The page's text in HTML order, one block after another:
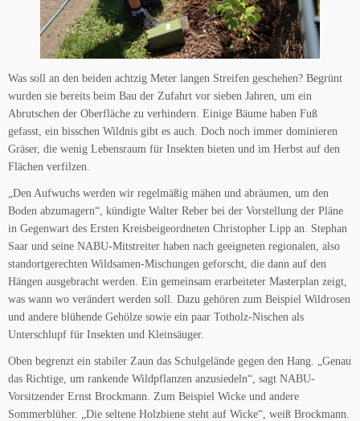
Was soll an den beiden achtzig Meter langen Streifen geschehen? Begrünt
wurden sie bereits beim Bau der Zufahrt vor sieben Jahren, um ein
Abrutschen der Oberfläche zu verhindern. Einige Bäume haben Fuß
gefasst, ein bisschen Wildnis gibt es auch. Doch noch immer dominieren
Gräser, die wenig Lebensraum für Insekten bieten und im Herbst auf den
Flächen verfilzen.
„Den Aufwuchs werden wir regelmäßig mähen und abräumen, um den
Boden abzumagern“, kündigte Walter Reber bei der Vorstellung der Pläne
in Gegenwart des Ersten Kreisbeigeordneten Christopher Lipp an. Stephan
Saar und seine NABU-Mitstreiter haben nach geeigneten regionalen, also
standortgerechten Wildsamen-Mischungen geforscht, die dann auf den
Hängen ausgebracht werden. Ein gemeinsam erarbeiteter Masterplan zeigt,
was wann wo verändert werden soll. Dazu gehören zum Beispiel Wildrosen
und andere blühende Gehölze sowie ein paar Totholz-Nischen als
Unterschlupf für Insekten und Kleinsäuger.
Oben begrenzt ein stabiler Zaun das Schulgelände gegen den Hang. „Genau
das Richtige, um rankende Wildpflanzen anzusiedeln“, sagt NABU-
Vorsitzender Ernst Brockmann. Zum Beispiel Wicke und andere
Sommerblüher. „Die seltene Holzbiene steht auf Wicke“, weiß Brockmann.